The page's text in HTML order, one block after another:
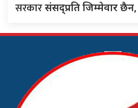
सरकारसंसद्‍प्रति जिम्मेवार छैन,